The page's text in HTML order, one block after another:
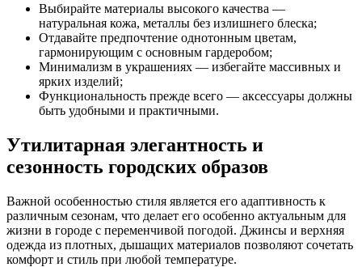
Выбирайте материалы высокого качества —
натуральная кожа, металлы без излишнего блеска;
Отдавайте предпочтение однотонным цветам,
гармонирующим с основным гардеробом;
Минимализм в украшениях — избегайте массивных и
ярких изделий;
Функциональность прежде всего — аксессуары должны
быть удобными и практичными.
Утилитарная элегантность и
сезонность городских образов
Важной особенностью стиля является его адаптивность к
различным сезонам, что делает его особенно актуальным для
жизни в городе с переменчивой погодой. Джинсы и верхняя
одежда из плотных, дышащих материалов позволяют сочетать
комфорт и стиль при любой температуре.